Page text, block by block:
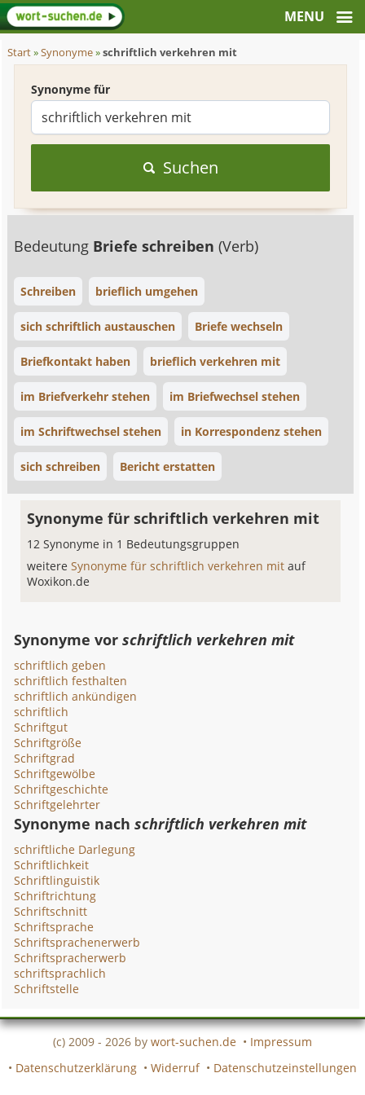
Start»Synonyme»schriftlich verkehren mit
Synonyme für
Suchen
Bedeutung Briefe schreiben(Verb)
Schreiben brieflich umgehen
sich schriftlich austauschen Briefe wechseln
Briefkontakt haben brieflich verkehren mit
im Briefverkehr stehen im Briefwechsel stehen
im Schriftwechsel stehen in Korrespondenz stehen
sich schreiben Bericht erstatten
Synonyme für schriftlich verkehren mit
12 Synonyme in 1 Bedeutungsgruppen
weitereSynonyme für schriftlich verkehren mitauf
Woxikon.de
Synonyme vorschriftlich verkehren mit
schriftlich geben
schriftlich festhalten
schriftlich ankündigen
schriftlich
Schriftgut
Schriftgröße
Schriftgrad
Schriftgewölbe
Schriftgeschichte
Schriftgelehrter
Synonyme nachschriftlich verkehren mit
schriftliche Darlegung
Schriftlichkeit
Schriftlinguistik
Schriftrichtung
Schriftschnitt
Schriftsprache
Schriftsprachenerwerb
Schriftspracherwerb
schriftsprachlich
Schriftstelle
(c) 2009 - 2026 by wort-suchen.de • Impressum
• Datenschutzerklärung • Widerruf • Datenschutzeinstellungen